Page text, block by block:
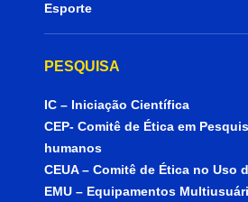
Esporte
PESQUISA
IC – Iniciação Científica
CEP- Comitê de Ética em
humanos
CEUA – Comitê de Ética no Uso
EMU – Equipamentos